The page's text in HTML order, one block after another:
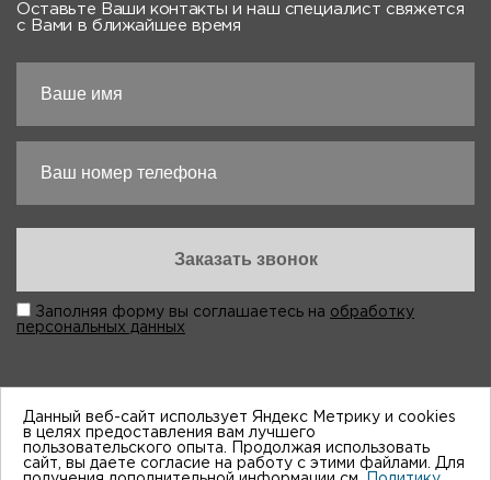
Оставьте Ваши контакты и наш специалист свяжется
с Вами в ближайшее время
Заполняя форму вы соглашаетесь на обработку
персональных данных
“Виктория-Авто”, 1998-2026
Данный веб-сайт использует Яндекс Метрику и cookies
в целях предоставления вам лучшего
пользовательского опыта. Продолжая использовать
сайт, вы даете согласие на работу с этими файлами. Для